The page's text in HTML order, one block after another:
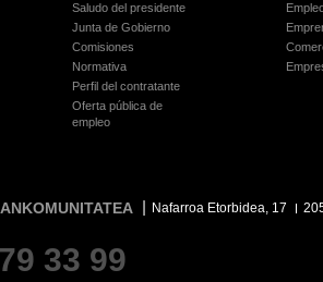
Saludo del presidente
Junta de Gobierno
Comisiones
Normativa
Perfil del contratante
Oferta pública de
empleo
Nafarroa Etorbidea, 17
33 99